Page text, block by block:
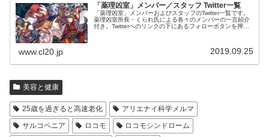
「薬理凶室」メンバー／スタッフ Twitter一覧
「薬理凶室」メンバーおよびスタッフのTwitter一覧です。
薬理凶室所長・くられ氏による各々のメンバーの一言紹介
付き。Twitterへのリンクの下にあるフォローボタンを押す
www.cl20.jp 2019.09.25
美容と健康
25歳を過ぎると高速老化
アリエナイ科学メルマ
サルコペニア
ロコモ
ロコモシンドローム